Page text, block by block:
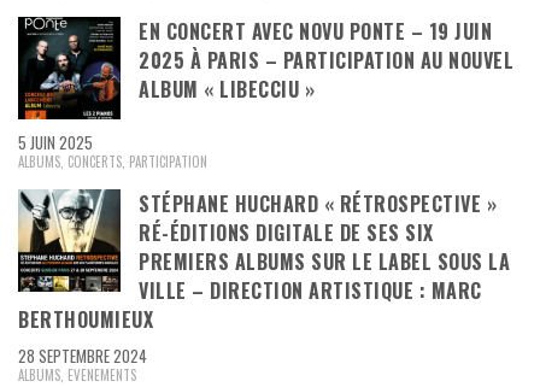
EN CONCERT AVEC NOVU PONTE – 19 JUIN
2025 À PARIS – PARTICIPATION AU NOUVEL
ALBUM « LIBECCIU »
5 JUIN 2025
ALBUMS CONCERTS PARTICIPATION
STÉPHANE HUCHARD « RÉTROSPECTIVE »
RÉ-ÉDITIONS DIGITALE DE SES SIX
PREMIERS ALBUMS SUR LE LABEL SOUS LA
VILLE – DIRECTION ARTISTIQUE : MARC
BERTHOUMIEUX
28 SEPTEMBRE 2024
ALBUMS, EVENEMENTS